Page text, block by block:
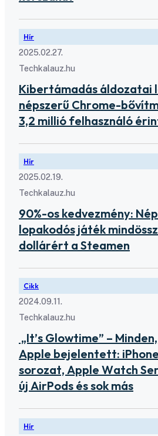
Hír
2025.02.27.
Techkalauz.hu
Kibertámadás áldozatai
népszerű Chrome-
3,2 millió felhasználó
Hír
2025.02.19.
Techkalauz.hu
90%-os kedvezmény:
lopakodós játék
dollárért a Steamen
Cikk
2024.09.11.
Techkalauz.hu
„It’s Glowtime” –
Apple bejelentett:
sorozat, Apple Watch
új AirPods és sok más
Hír